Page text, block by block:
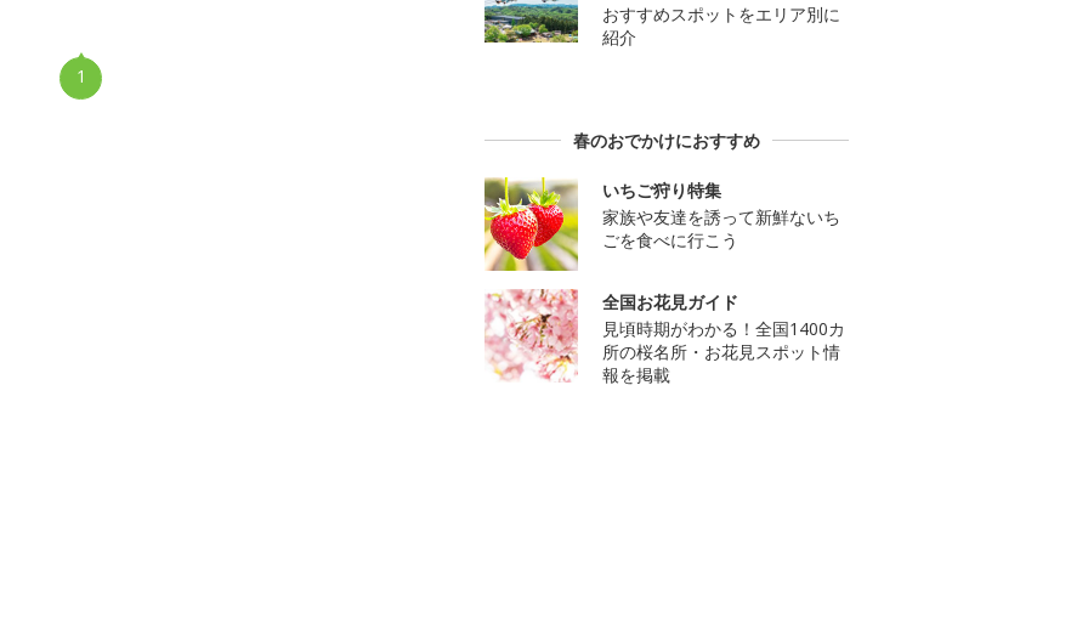
1
おすすめスポットをエリア別に
紹介
春のおでかけにおすすめ
いちご狩り特集
家族や友達を誘って新鮮ないち
ごを食べに行こう
全国お花見ガイド
見頃時期がわかる！全国1400カ
所の桜名所・お花見スポット情
報を掲載